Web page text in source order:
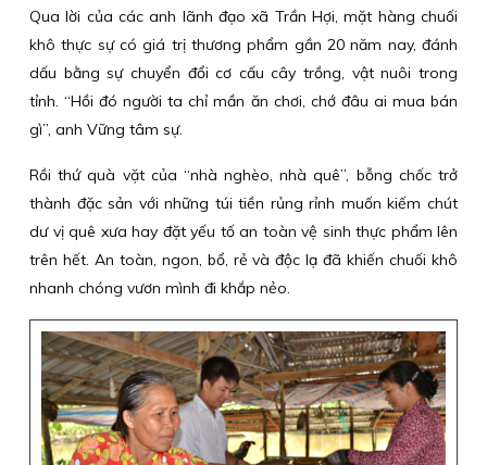
Qua lời của các anh lãnh đạo xã Trần Hợi, mặt hàng chuối
khô thực sự có giá trị thương phẩm gần 20 năm nay, đánh
dấu bằng sự chuyển đổi cơ cấu cây trồng, vật nuôi trong
tỉnh. “Hồi đó người ta chỉ mần ăn chơi, chớ đâu ai mua bán
gì”, anh Vững tâm sự.
Rồi thứ quà vặt của “nhà nghèo, nhà quê”, bỗng chốc trở
thành đặc sản với những túi tiền rủng rỉnh muốn kiếm chút
dư vị quê xưa hay đặt yếu tố an toàn vệ sinh thực phẩm lên
trên hết. An toàn, ngon, bổ, rẻ và độc lạ đã khiến chuối khô
nhanh chóng vươn mình đi khắp nẻo.